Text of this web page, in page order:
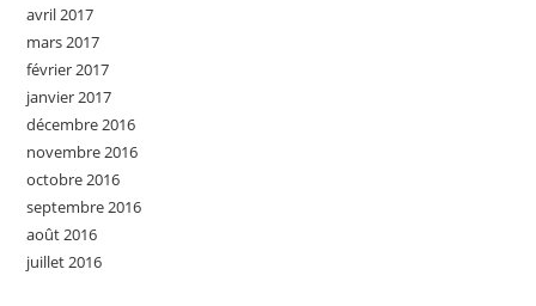
avril 2017
mars 2017
février 2017
janvier 2017
décembre 2016
novembre 2016
octobre 2016
septembre 2016
août 2016
juillet 2016